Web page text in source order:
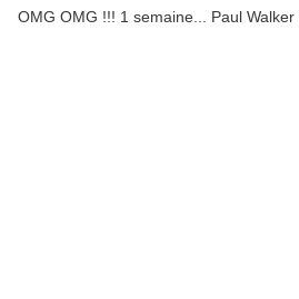
OMG OMG !!! 1 semaine... Paul